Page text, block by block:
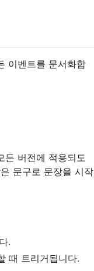
이벤트를 문서화합
든 버전에 적용되도
문구로 문장을 시작
.
때 트리거됩니다.